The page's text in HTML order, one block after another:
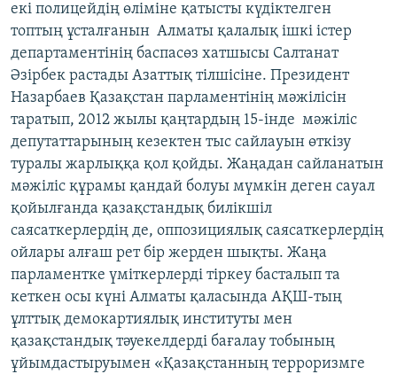
екі полицейдің өліміне қатысты күдіктелген
топтың ұсталғанын Алматы қалалық ішкі істер
департаментінің баспасөз хатшысы Салтанат
Әзірбек растады Азаттық тілшісіне. Президент
Назарбаев Қазақстан парламентінің мәжілісін
таратып, 2012 жылы қаңтардың 15-інде мәжіліс
депутаттарының кезектен тыс сайлауын өткізу
туралы жарлыққа қол қойды. Жаңадан сайланатын
мәжіліс құрамы қандай болуы мүмкін деген сауал
қойылғанда қазақстандық билікшіл
саясаткерлердің де, оппозициялық саясаткерлердің
ойлары алғаш рет бір жерден шықты. Жаңа
парламентке үміткерлерді тіркеу басталып та
кеткен осы күні Алматы қаласында АҚШ-тың
ұлттық демокартиялық институты мен
қазақстандық тәуекелдерді бағалау тобының
ұйымдастыруымен «Қазақстанның терроризмге